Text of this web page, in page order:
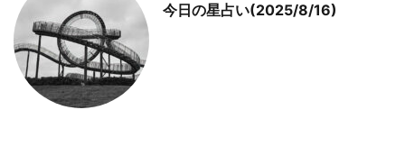
今日の星占い(2025/8/16)